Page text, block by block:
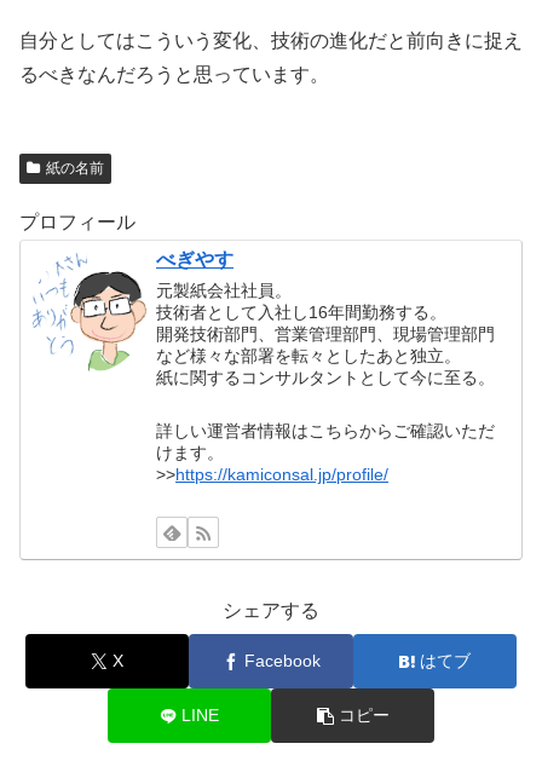
自分としてはこういう変化、技術の進化だと前向きに捉え
るべきなんだろうと思っています。
紙の名前
プロフィール
べぎやす
元製紙会社社員。
技術者として入社し16年間勤務する。
開発技術部門、営業管理部門、現場管理部門
など様々な部署を転々としたあと独立。
紙に関するコンサルタントとして今に至る。
詳しい運営者情報はこちらからご確認いただ
けます。
>>https://kamiconsal.jp/profile/
シェアする
X Facebook はてブ
LINE コピー